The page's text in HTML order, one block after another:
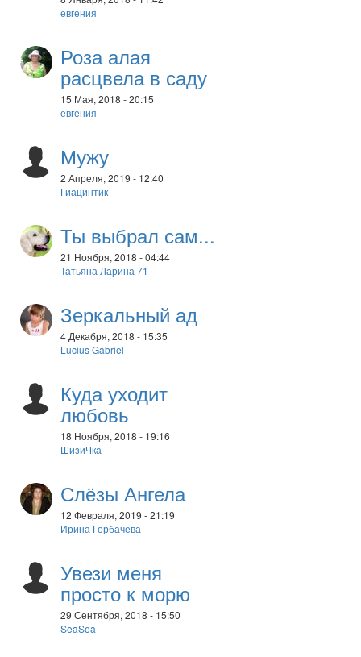
евгения
Роза алая
расцвела в саду
15 Мая, 2018 - 20:15
евгения
Мужу
2 Апреля, 2019 - 12:40
Гиацинтик
Ты выбрал сам...
21 Ноября, 2018 - 04:44
Татьяна Ларина 71
Зеркальный ад
4 Декабря, 2018 - 15:35
Lucius Gabriel
Куда уходит
любовь
18 Ноября, 2018 - 19:16
ШизиЧка
Слёзы Ангела
12 Февраля, 2019 - 21:19
Ирина Горбачева
Увези меня
просто к морю
29 Сентября, 2018 - 15:50
SeaSea